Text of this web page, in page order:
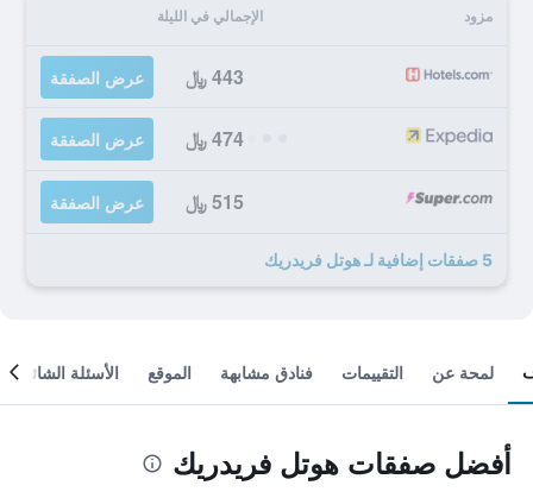
مزود الإجمالي في الليلة
443 ﷼ عرض الصفقة
474 ﷼ عرض الصفقة
515 ﷼ عرض الصفقة
5 صفقات إضافية لـ هوتل فريدريك
لمحة عن التقييمات فنادق مشابهة الموقع الأسئلة الشائعة
أفضل صفقات هوتل فريدريك